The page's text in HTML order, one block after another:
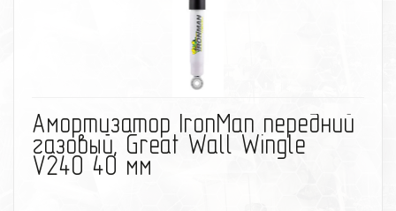
Амортизатор IronMan передний
газовый, Great Wall Wingle
V240 40 мм